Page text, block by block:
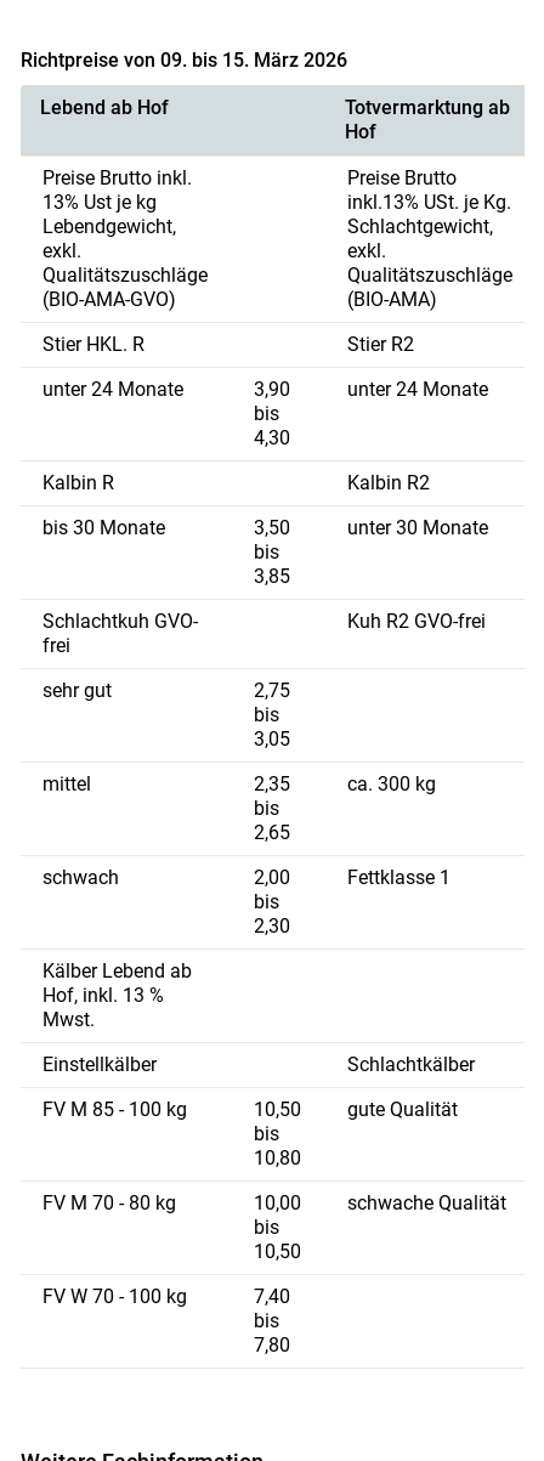
Richtpreise von 09. bis 15. März 2026
Lebend ab Hof
Totvermarktung ab
Hof
Preise Brutto inkl.
13% Ust je kg
Lebendgewicht,
exkl.
Qualitätszuschläge
(BIO-AMA-GVO)
Preise Brutto
inkl.13% USt. je Kg.
Schlachtgewicht,
exkl.
Qualitätszuschläge
(BIO-AMA)
Stier HKL. R
Stier R2
unter 24 Monate
3,90
bis
4,30
unter 24 Monate
Kalbin R
Kalbin R2
bis 30 Monate
3,50
bis
3,85
unter 30 Monate
Schlachtkuh GVO-
frei
Kuh R2 GVO-frei
sehr gut
2,75
bis
3,05
mittel
2,35
bis
2,65
ca. 300 kg
schwach
2,00
bis
2,30
Fettklasse 1
Kälber Lebend ab
Hof, inkl. 13 %
Mwst.
Einstellkälber
Schlachtkälber
FV M 85 - 100 kg
10,50
bis
10,80
gute Qualität
FV M 70 - 80 kg
10,00
bis
10,50
schwache Qualität
FV W 70 - 100 kg
7,40
bis
7,80